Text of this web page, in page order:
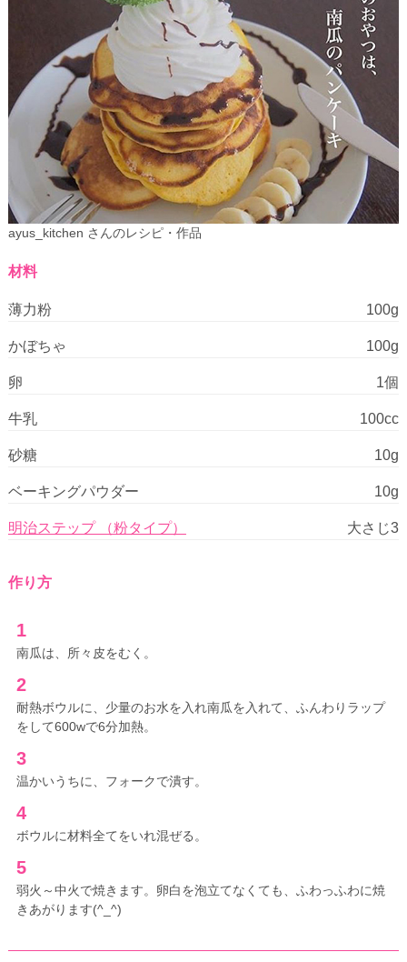
ayus_kitchen さんのレシピ・作品
材料
薄力粉 100g
かぼちゃ 100g
卵 1個
牛乳 100cc
砂糖 10g
ベーキングパウダー 10g
明治ステップ （粉タイプ） 大さじ3
作り方
1
南瓜は、所々皮をむく。
2
耐熱ボウルに、少量のお水を入れ南瓜を入れて、ふんわりラップ
をして600wで6分加熱。
3
温かいうちに、フォークで潰す。
4
ボウルに材料全てをいれ混ぜる。
5
弱火～中火で焼きます。卵白を泡立てなくても、ふわっふわに焼
きあがります(^_^)